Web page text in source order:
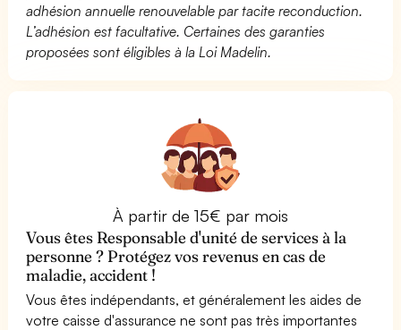
adhésion annuelle renouvelable par tacite reconduction.
L’adhésion est facultative. Certaines des garanties
proposées sont éligibles à la Loi Madelin.
À partir de 15€ par mois
Vous êtes Responsable d'unité de services à la
personne ? Protégez vos revenus en cas de
maladie, accident !
Vous êtes indépendants, et généralement les aides de
votre caisse d'assurance ne sont pas très importantes